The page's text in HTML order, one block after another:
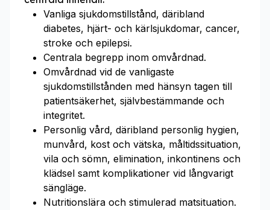
Vanliga sjukdomstillstånd, däribland
diabetes, hjärt- och kärlsjukdomar, cancer,
stroke och epilepsi.
Centrala begrepp inom omvårdnad.
Omvårdnad vid de vanligaste
sjukdomstillstånden med hänsyn tagen till
patientsäkerhet, självbestämmande och
integritet.
Personlig vård, däribland personlig hygien,
munvård, kost och vätska, måltidssituation,
vila och sömn, elimination, inkontinens och
klädsel samt komplikationer vid långvarigt
sängläge.
Nutritionslära och stimulerad matsituation.